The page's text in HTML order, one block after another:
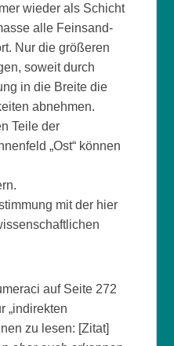
wieder als Schicht
alle Feinsand-
Nur die größeren
soweit durch
in die Breite die
abnehmen.
Teile der
„Ost“ können
mit der hier
auf Seite 272
„indirekten
zu lesen: [Zitat]